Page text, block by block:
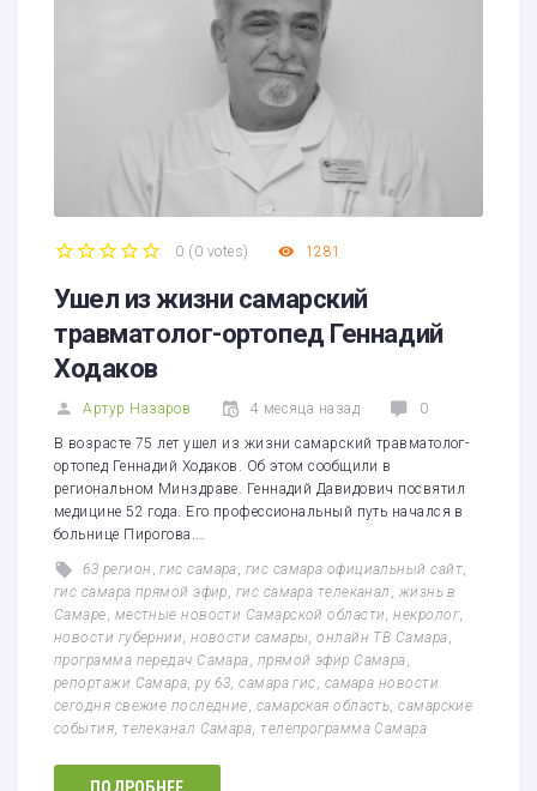
0 (0 votes) 1281
Ушел из жизни самарский
травматолог-ортопед Геннадий
Ходаков
Артур Назаров 4 месяца назад 0
В возрасте 75 лет ушел из жизни самарский травматолог-
ортопед Геннадий Ходаков. Об этом сообщили в
региональном Минздраве. Геннадий Давидович посвятил
медицине 52 года. Его профессиональный путь начался в
больнице Пирогова.…
63 регион ,гис самара гис самара официальный сайт,
гис самара прямой эфир гис самара телеканал
жизнь в
Самаре местные новости Самарской области ,некролог,
новости губернии ,новости самары ,онлайн ТВ Самара
программа передач Самара прямой эфир Самара
репортажи Самара ,ру 63 ,самара гис самара новости
сегодня свежие последние самарская область ,самарские
события ,телеканал Самара ,телепрограмма Самара